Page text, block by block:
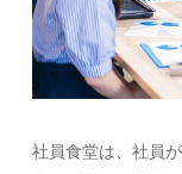
社員食堂は、社員